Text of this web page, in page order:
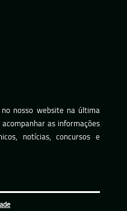
nosso website na última
as informações
notícias, concursos e